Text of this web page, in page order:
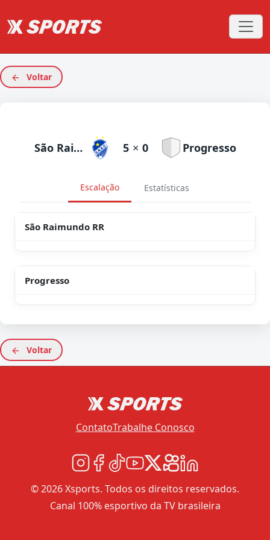
Voltar
São Raimundo RR 5 × 0 Progresso
Escalação Estatísticas
São Raimundo RR
Progresso
Voltar
ContatoTrabalhe Conosco
© 2026 Xsports. Todos os direitos reservados.
Canal 100% esportivo da TV brasileira